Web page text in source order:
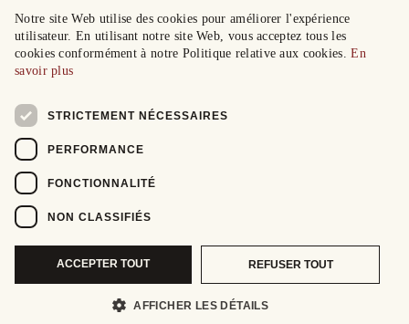
Notre site Web utilise des cookies pour améliorer l'expérience
utilisateur. En utilisant notre site Web, vous acceptez tous les
cookies conformément à notre Politique relative aux cookies.En
savoir plus
STRICTEMENT NÉCESSAIRES
PERFORMANCE
FONCTIONNALITÉ
NON CLASSIFIÉS
ACCEPTER TOUT REFUSER TOUT
AFFICHER LES DÉTAILS